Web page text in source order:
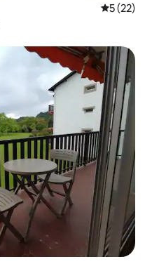
Prosječna
5 (22)